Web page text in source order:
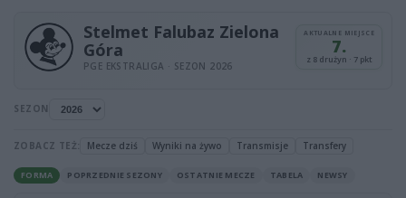
Stelmet Falubaz Zielona
Góra
PGE EKSTRALIGA · SEZON 2026
AKTUALNE MIEJSCE
7.
z 8 drużyn · 7 pkt
SEZON
ZOBACZ TEŻ: Mecze dziś Wyniki na żywo Transmisje Transfery
FORMA POPRZEDNIE SEZONY OSTATNIE MECZE TABELA NEWSY